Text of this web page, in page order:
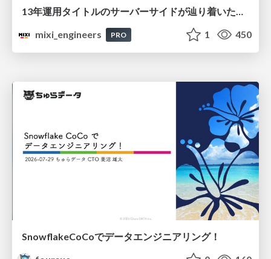
mixi_engineers
PRO 1 450
SnowflakeCoCoでデータエンジニアリング！